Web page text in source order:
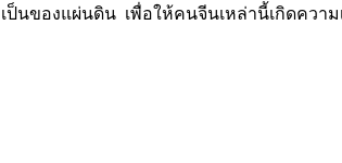
เป็นของแผ่นดิน เพื่อให้คนจีนเหล่านี้เกิดควา